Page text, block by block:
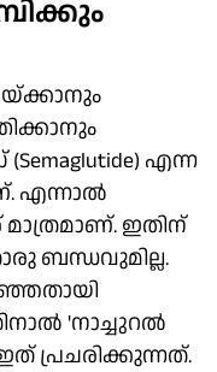
എന്ന
എന്നാല്‍
ഇതിന്
ബന്ധവുമില്ല.
'നാച്ചുറല്‍
പ്രചരിക്കുന്നത്.